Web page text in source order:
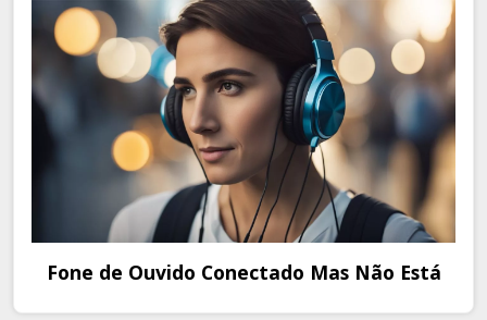
Fone de Ouvido Conectado Mas Não Está